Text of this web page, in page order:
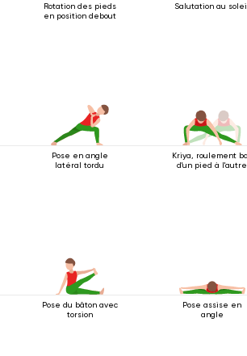
Rotation des pieds
en position debout
Salutation au
Pose en angle
latéral tordu
Kriya, roulement
d'un pied à l'autre
Pose du bâton avec
torsion
Pose assise en
angle